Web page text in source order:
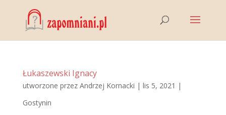
Łukaszewski Ignacy
utworzone przez Andrzej Kornacki | lis 5, 2021 |
Gostynin